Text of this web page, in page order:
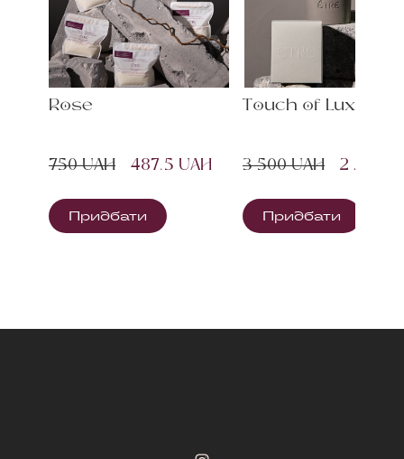
Rose
750 UAH 487.5 UAH
Придбати
Touch of Luxury
3 500 UAH 2 275
Придбати